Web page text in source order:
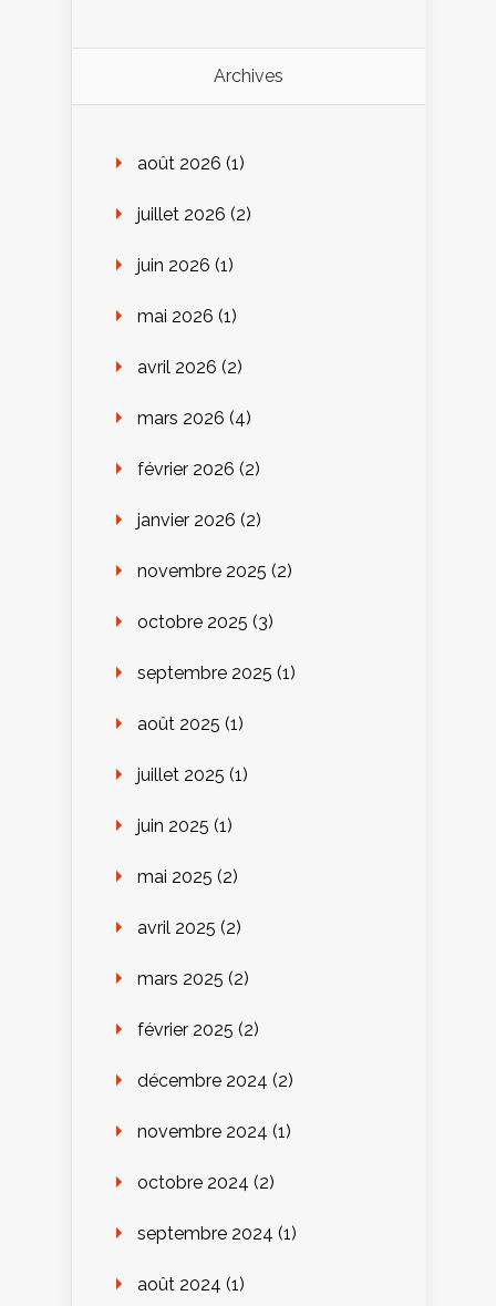
Archives
août 2026 (1)
juillet 2026 (2)
juin 2026 (1)
mai 2026 (1)
avril 2026 (2)
mars 2026 (4)
février 2026 (2)
janvier 2026 (2)
novembre 2025 (2)
octobre 2025 (3)
septembre 2025 (1)
août 2025 (1)
juillet 2025 (1)
juin 2025 (1)
mai 2025 (2)
avril 2025 (2)
mars 2025 (2)
février 2025 (2)
décembre 2024 (2)
novembre 2024 (1)
octobre 2024 (2)
septembre 2024 (1)
août 2024 (1)